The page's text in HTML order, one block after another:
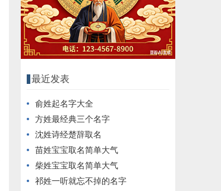
最近发表
俞姓起名字大全
方姓最经典三个名字
沈姓诗经楚辞取名
苗姓宝宝取名简单大气
柴姓宝宝取名简单大气
祁姓一听就忘不掉的名字